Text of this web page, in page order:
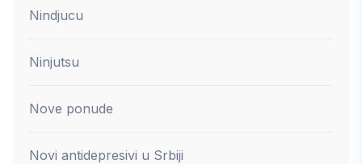
Nindjucu
Ninjutsu
Nove ponude
Novi antidepresivi u Srbiji